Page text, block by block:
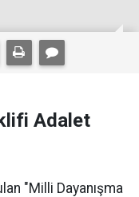
Adalet
"Milli Dayanışma